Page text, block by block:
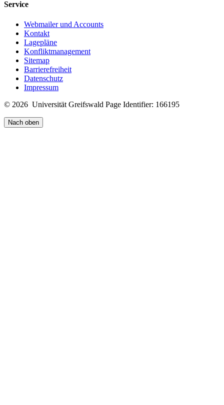
Service
Webmailer und Accounts
Kontakt
Lagepläne
Konfliktmanagement
Sitemap
Barrierefreiheit
Datenschutz
Impressum
© 2026 Universität Greifswald Page Identifier: 166195
Nach oben